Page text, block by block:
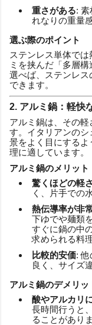
重さがある:
れなりの重量
選ぶ際のポイント
ステンレス単体で
ミを挟んだ「多層
選べば、ステンレ
できます。
2. アルミ鍋：軽快
アルミ鍋は、その
す。イタリアンの
景をよく目にする
理に適しています。
アルミ鍋のメリット
驚くほどの軽さ
く、片手での
熱伝導率が非
下ゆでや麺類
すぐに鍋の中
求められる料
比較的安価:
良く、サイズ
アルミ鍋のデメリッ
酸やアルカリ
長時間行うと
ることがありま